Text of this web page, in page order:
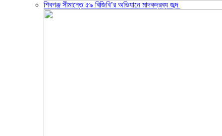
শিবগঞ্জ সীমান্তে ৫৯ বিজিবি’র অভিযানে মাদকদ্রব্য জব্দ ​